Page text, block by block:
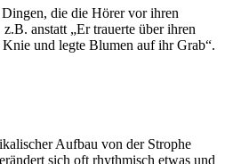
die die Hörer vor ihren
anstatt „Er trauerte über ihren
und legte Blumen auf ihr Grab“.
Aufbau von der Strophe
sich oft rhythmisch etwas und